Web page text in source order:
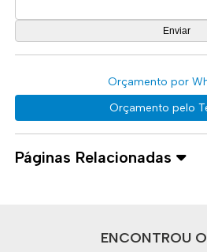
Orçamento por
Orçamento pelo
Páginas Relacionadas
ENCONTROU